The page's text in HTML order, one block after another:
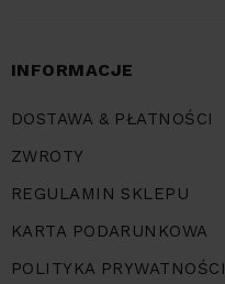
INFORMACJE
DOSTAWA & PŁATNOŚCI
ZWROTY
REGULAMIN SKLEPU
KARTA PODARUNKOWA
POLITYKA PRYWATNOŚCI